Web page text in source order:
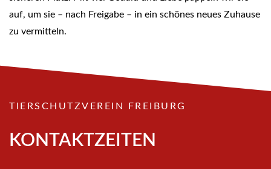
auf, um sie – nach Freigabe – in ein schönes neues Zuhause
zu vermitteln.
TIERSCHUTZVEREIN FREIBURG
KONTAKTZEITEN